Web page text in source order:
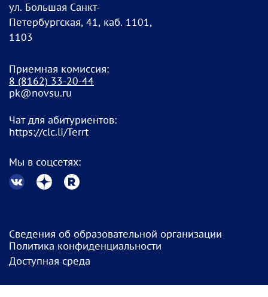
ул. Большая Санкт-
Петербургская, 41, каб. 1101,
1103
Приемная комиссия:
8 (8162) 33-20-44
pk@novsu.ru
Чат для абитуриентов:
https://clc.li/Terrt
Мы в соцсетях:
Сведения об образовательной организации
Политика конфиденциальности
Доступная среда